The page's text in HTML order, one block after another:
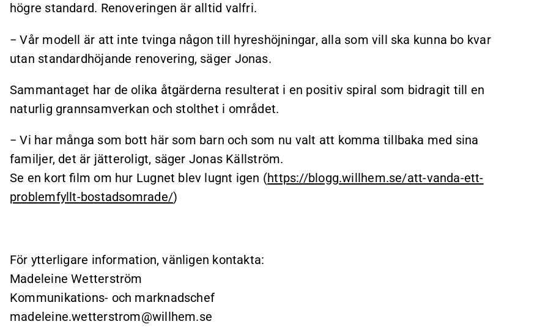
högre standard. Renoveringen är alltid valfri.
− Vår modell är att inte tvinga någon till hyreshöjningar, alla som vill ska kunna bo kvar
utan standardhöjande renovering, säger Jonas.
Sammantaget har de olika åtgärderna resulterat i en positiv spiral som bidragit till en
naturlig grannsamverkan och stolthet i området.
− Vi har många som bott här som barn och som nu valt att komma tillbaka med sina
familjer, det är jätteroligt, säger Jonas Källström.
Se en kort film om hur Lugnet blev lugnt igen (https://blogg.willhem.se/att-vanda-ett-
problemfyllt-bostadsomrade/)
För ytterligare information, vänligen kontakta:
Madeleine Wetterström
Kommunikations- och marknadschef
madeleine.wetterstrom@willhem.se